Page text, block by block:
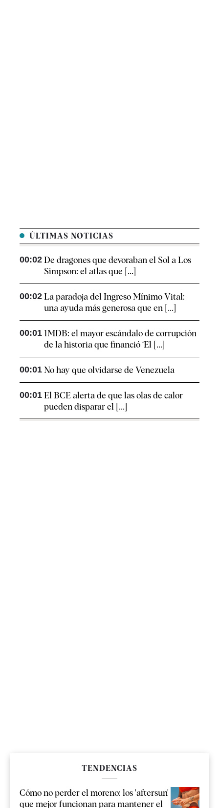
ÚLTIMAS NOTICIAS
00:02 De dragones que devoraban el Sol a Los
Simpson: el atlas que [...]
00:02 La paradoja del Ingreso Mínimo Vital:
una ayuda más generosa que en [...]
00:01 1MDB: el mayor escándalo de corrupción
de la historia que financió ‘El [...]
00:01 No hay que olvidarse de Venezuela
00:01 El BCE alerta de que las olas de calor
pueden disparar el [...]
TENDENCIAS
Cómo no perder el moreno: los 'aftersun'
que mejor funcionan para mantener el